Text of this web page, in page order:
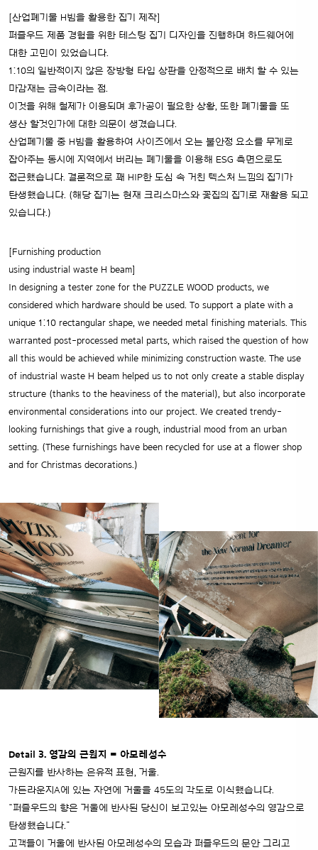
[산업폐기물 H빔을 활용한 집기 제작]
퍼즐우드 제품 경험을 위한 테스팅 집기 디자인을 진행하며 하드웨어에
대한 고민이 있었습니다.
1:10의 일반적이지 않은 장방형 타입 상판을 안정적으로 배치 할 수 있는
마감재는 금속이라는 점.
이것을 위해 철제가 이용되며 후가공이 필요한 상황, 또한 폐기물을 또
생산 할것인가에 대한 의문이 생겼습니다.
산업폐기물 중 H빔을 활용하여 사이즈에서 오는 불안정 요소를 무게로
잡아주는 동시에 지역에서 버리는 폐기물을 이용해 ESG 측면으로도
접근했습니다. 결론적으로 꽤 HIP한 도심 속 거친 텍스처 느낌의 집기가
탄생했습니다. (해당 집기는 현재 크리스마스와 꽃집의 집기로 재활용 되고
있습니다.)
[Furnishing production
using industrial waste H beam]
In designing a tester zone for the PUZZLE WOOD products, we
considered which hardware should be used. To support a plate with a
unique 1:10 rectangular shape, we needed metal finishing materials. This
warranted post-processed metal parts, which raised the question of how
all this would be achieved while minimizing construction waste. The use
of industrial waste H beam helped us to not only create a stable display
structure (thanks to the heaviness of the material), but also incorporate
environmental considerations into our project. We created trendy-
looking furnishings that give a rough, industrial mood from an urban
setting. (These furnishings have been recycled for use at a flower shop
and for Christmas decorations.)
Detail 3. 영감의 근원지 = 아모레성수
근원지를 반사하는 은유적 표현, 거울.
가든라운지A에 있는 자연에 거울을 45도의 각도로 이식했습니다.
“퍼즐우드의 향은 거울에 반사된 당신이 보고있는 아모레성수의 영감으로
탄생했습니다.”
고객들이 거울에 반사된 아모레성수의 모습과 퍼즐우드의 문안 그리고